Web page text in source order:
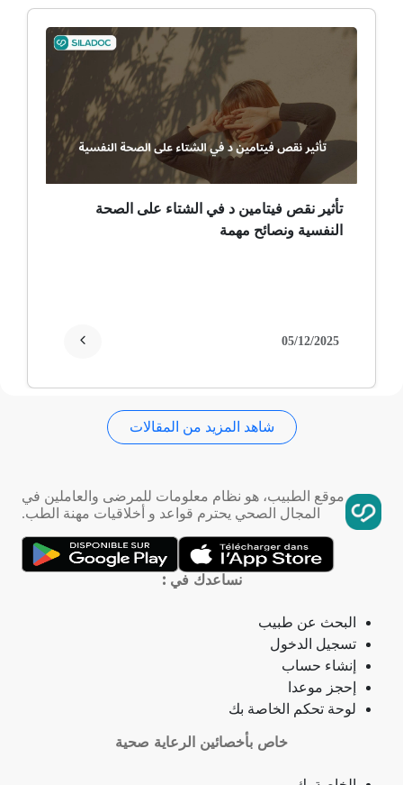
ألم وعائي وجهي
ضمور عصبي ألمي
حساسية
ثعلبة
ألزهايمر (مرض)
تمدد الأوعية الدموية
التهاب الحلق
ذبحة صدرية (مصطلح لاتيني)
فقدان الشهية
فقدان حاسة الشم
تأثير نقص فيتامين د في الشتاء على الصحة
النفسية ونصائح مهمة
05/12/2025
شاهد المزيد من المقالات
موقع الطبيب، هو نظام معلومات للمرضى والعاملين في
المجال الصحي يحترم قواعد و أخلاقيات مهنة الطب.
نساعدك في :
البحث عن طبيب
تسجيل الدخول
إنشاء حساب
إحجز موعدا
لوحة تحكم الخاصة بك
خاص بأخصائين الرعاية صحية